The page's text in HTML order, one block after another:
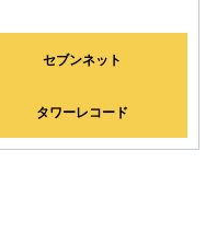
セブンネット
タワーレコード